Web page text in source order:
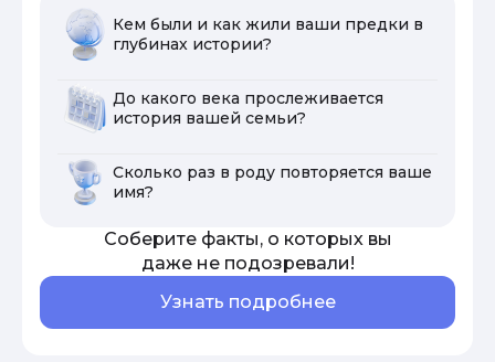
Кем были и как жили ваши предки в
глубинах истории?
До какого века прослеживается
история вашей семьи?
Сколько раз в роду повторяется ваше
имя?
Соберите факты, о которых вы
даже не подозревали!
Узнать подробнее